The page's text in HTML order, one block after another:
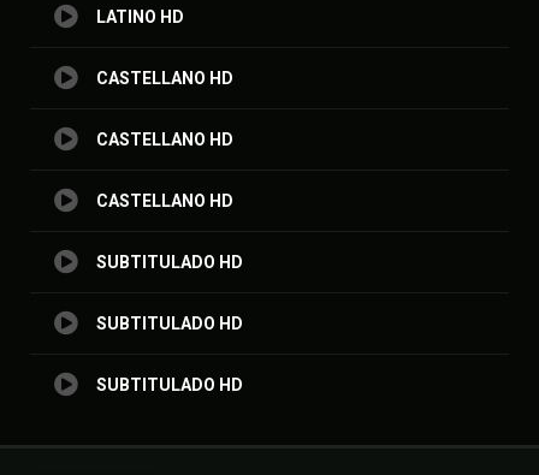
LATINO HD
CASTELLANO HD
CASTELLANO HD
CASTELLANO HD
SUBTITULADO HD
SUBTITULADO HD
SUBTITULADO HD